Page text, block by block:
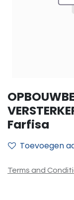
Farfisa
Toevoegen
Terms and